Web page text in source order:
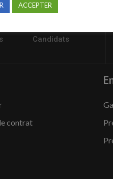
Candidats
contrat
ACCEPTER